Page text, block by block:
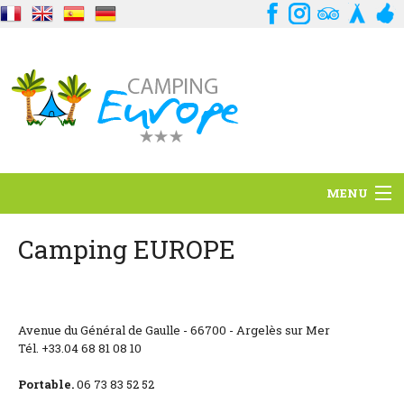
MENU
Standort
Dienstleistungen
Camping EUROPE
Avenue du Général de Gaulle - 66700 - Argelès sur Mer
Tél. +33.04 68 81 08 10
Portable.06 73 83 52 52